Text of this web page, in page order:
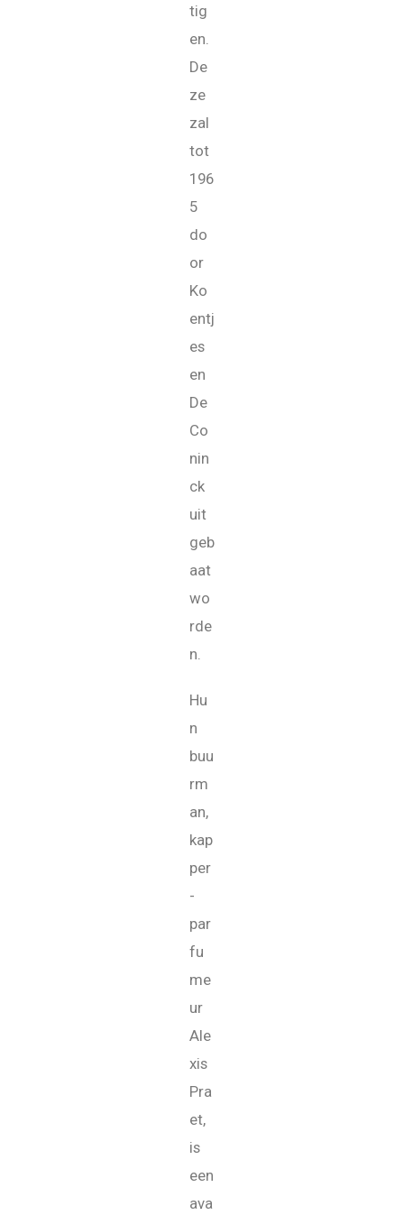
tig
en.
De
ze
zal
tot
196
5
do
or
Ko
entj
es
en
De
Co
nin
ck
uit
geb
aat
wo
rde
n.
Hu
n
buu
rm
an,
kap
per
-
par
fu
me
ur
Ale
xis
Pra
et,
is
een
ava